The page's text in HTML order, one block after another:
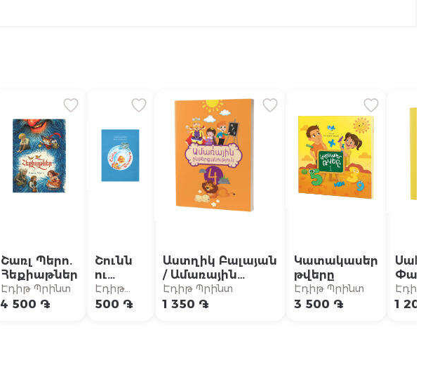
Շառլ Պերո.
Հեքիաթներ
Էդիթ Պրինտ
4 500 ֏
Շունն
ու
կատուն
Էդիթ
Պրինտ
500 ֏
Աստղիկ Բալայան
/ Ամառային
ընթերցանություն
- 4-րդ դասարան
Էդիթ Պրինտ
1 350 ֏
Կատակասեր
թվերը
Էդիթ Պրինտ
3 500 ֏
13
Էդիթ
1